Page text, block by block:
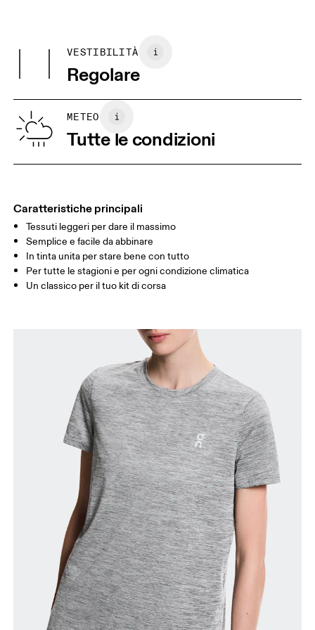
Le tue misure in centimetri
GUIDA ALLE TAGLIE - ABBIGLIAMENTO DONNA
CIRCONFERE
NZA SENO
GIROVITA 67 68 — 73 74
Scorri in orizzontale per visualizzare la tabella
Come prendere le misure
VESTIBILITÀ
Regolare
METEO
Tutte le condizioni
Caratteristiche principali
Tessuti leggeri per dare il massimo
Semplice e facile da abbinare
In tinta unita per stare bene con tutto
Per tutte le stagioni e per ogni condizione climatica
Un classico per il tuo kit di corsa